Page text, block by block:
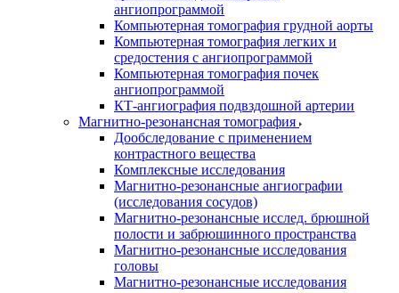
ангиопрограммой
Компьютерная томография грудной аорты
Компьютерная томография легких и
средостения с ангиопрограммой
Компьютерная томография почек
ангиопрограммой
КТ-ангиография подвздошной артерии
Магнитно-резонансная томография
Дообследование с применением
контрастного вещества
Комплексные исследования
Магнитно-резонансные ангиографии
(исследования сосудов)
Магнитно-резонансные исслед. брюшной
полости и забрюшинного пространства
Магнитно-резонансные исследования
головы
Магнитно-резонансные исследования